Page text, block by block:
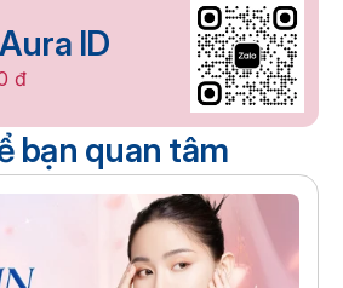
ID
đ
bạn quan tâm